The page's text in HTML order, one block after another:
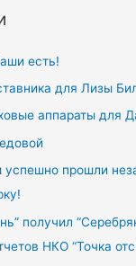
есть!
для Лизы
аппараты для
успешно прошли
получил
НКО “Точка